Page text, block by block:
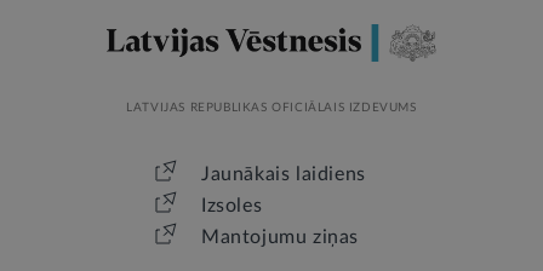
LATVIJAS REPUBLIKAS OFICIĀLAIS IZDEVUMS
Jaunākais laidiens
Izsoles
Mantojumu ziņas